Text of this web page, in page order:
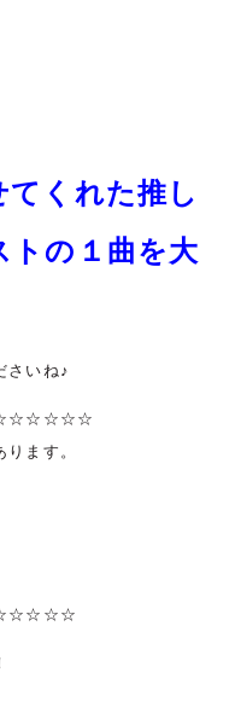
てくれた推し
トの１曲を大
さいね♪
ます。